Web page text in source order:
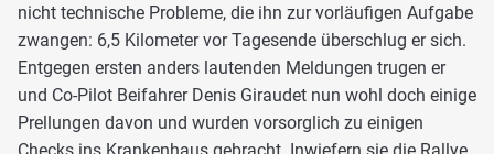
nicht technische Probleme, die ihn zur vorläufigen Aufgabe
zwangen: 6,5 Kilometer vor Tagesende überschlug er sich.
Entgegen ersten anders lautenden Meldungen trugen er
und Co-Pilot Beifahrer Denis Giraudet nun wohl doch einige
Prellungen davon und wurden vorsorglich zu einigen
Checks ins Krankenhaus gebracht. Inwiefern sie die Rallye